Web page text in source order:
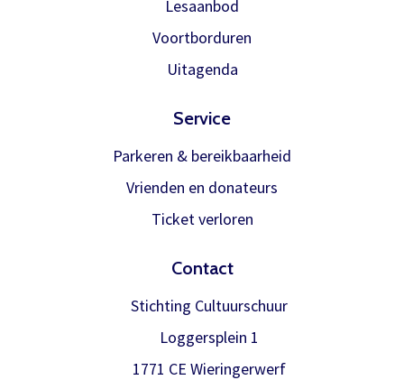
Meer info
Lesaanbod
Voortborduren
Uitagenda
Service
Parkeren & bereikbaarheid
Vrienden en donateurs
Ticket verloren
Contact
Stichting Cultuurschuur
Loggersplein 1
1771 CE Wieringerwerf